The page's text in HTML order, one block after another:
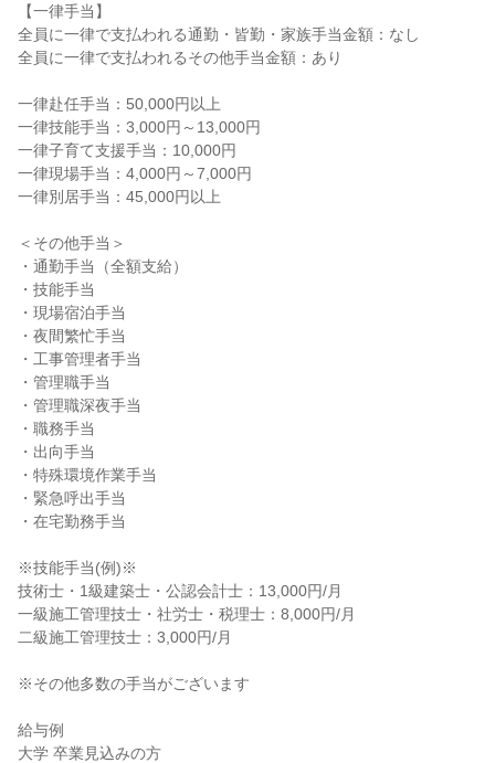
【一律手当】
全員に一律で支払われる通勤・皆勤・家族手当金額：なし
全員に一律で支払われるその他手当金額：あり
一律赴任手当：50,000円以上
一律技能手当：3,000円～13,000円
一律子育て支援手当：10,000円
一律現場手当：4,000円～7,000円
一律別居手当：45,000円以上
＜その他手当＞
・通勤手当（全額支給）
・技能手当
・現場宿泊手当
・夜間繁忙手当
・工事管理者手当
・管理職手当
・管理職深夜手当
・職務手当
・出向手当
・特殊環境作業手当
・緊急呼出手当
・在宅勤務手当
※技能手当(例)※
技術士・1級建築士・公認会計士：13,000円/月
一級施工管理技士・社労士・税理士：8,000円/月
二級施工管理技士：3,000円/月
※その他多数の手当がございます
給与例
大学 卒業見込みの方